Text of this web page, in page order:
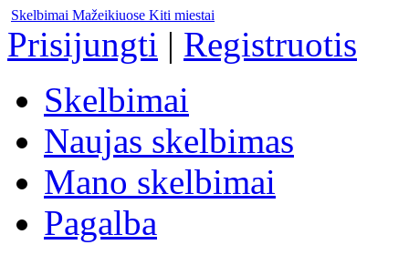
Skelbimai Mažeikiuose Kiti miestai
Prisijungti | Registruotis
Skelbimai
Naujas skelbimas
Mano skelbimai
Pagalba